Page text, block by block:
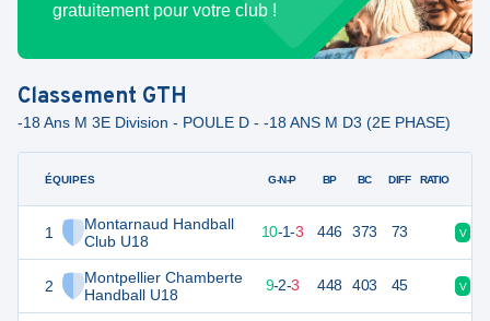
gratuitement pour votre club !
Classement GTH
-18 Ans M 3E Division - POULE D - -18 ANS M D3 (2E PHASE)
ÉQUIPES
1
Montarnaud Handball
Club U18
2
Montpellier Chamberte
Handball U18
G-N-P BP BC DIFF RATIO
35 14 10-1-3 446 373 73 V
34 14 9-2-3 448 403 45 V